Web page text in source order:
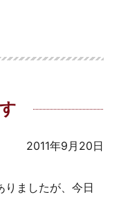
2011年9月20日
りましたが、今日